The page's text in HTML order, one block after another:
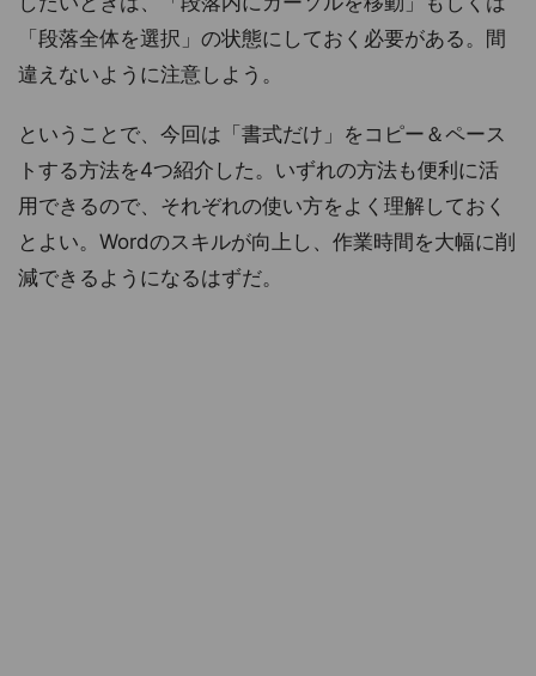
「段落全体を選択」の状態にしておく必要がある。間
違えないように注意しよう。
ということで、今回は「書式だけ」をコピー＆ペース
トする方法を4つ紹介した。いずれの方法も便利に活
用できるので、それぞれの使い方をよく理解しておく
とよい。Wordのスキルが向上し、作業時間を大幅に削
減できるようになるはずだ。